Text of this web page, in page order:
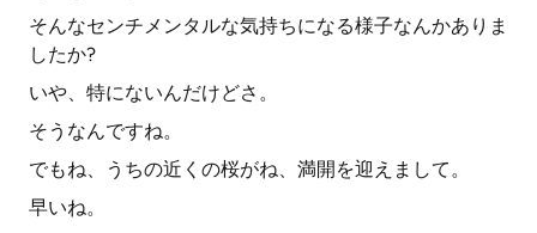
そんなセンチメンタルな気持ちになる様子なんかありま
したか?
いや、特にないんだけどさ。
そうなんですね。
でもね、うちの近くの桜がね、満開を迎えまして。
早いね。